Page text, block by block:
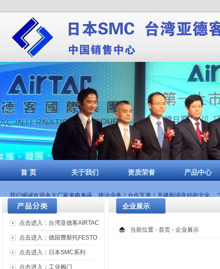
首 页 关于我们 资质荣誉 产品中心
我们竭诚欢迎各大厂家来电来函，接洽业务！合作互惠！共建和谐良好的文化
点击进入：台湾亚德客AIRTAC
点击进入：德国费斯托FESTO
点击进入：日本SMC系列
点击进入：工业阀门
企业展示
当前位置 - 首页 - 企业展示